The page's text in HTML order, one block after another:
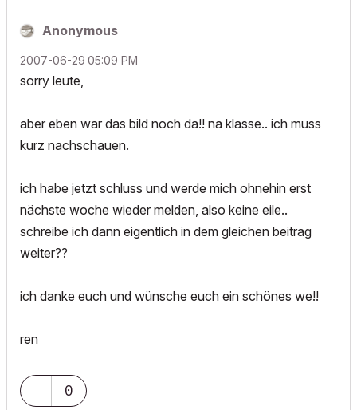
Anonymous
‎2007-06-29 05:09 PM
sorry leute,
aber eben war das bild noch da!! na klasse.. ich muss
kurz nachschauen.
ich habe jetzt schluss und werde mich ohnehin erst
nächste woche wieder melden, also keine eile..
schreibe ich dann eigentlich in dem gleichen beitrag
weiter??
ich danke euch und wünsche euch ein schönes we!!
ren
0